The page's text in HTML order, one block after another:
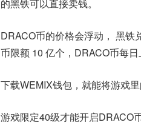
的黑铁可以直接卖钱。
DRACO币的价格会浮动， 黑
币限额 10 亿个，DRACO币每
下载WEMIX钱包，就能将游戏
游戏限定40级才能开启DRACO